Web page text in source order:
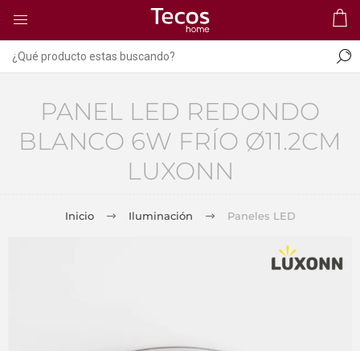
PANEL LED REDONDO
BLANCO 6W FRÍO Ø11.2CM
LUXONN
Inicio Iluminación Paneles LED